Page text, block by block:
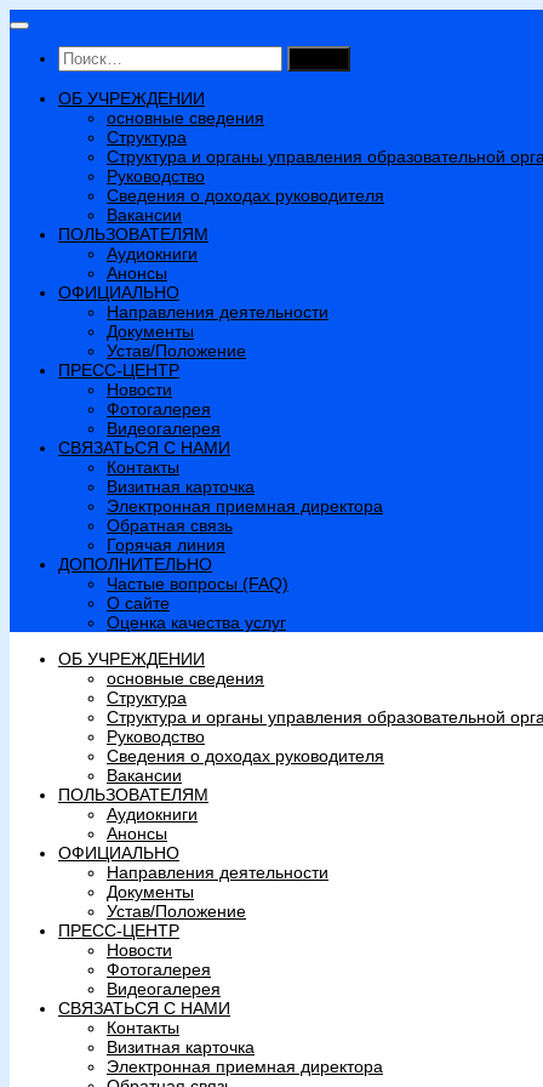
Перейти
содержимому
Найти:
ОБ УЧРЕЖДЕНИИ
основные сведения
Структура
Структура и органы управления образовательной
Руководство
Сведения о доходах руководителя
Вакансии
ПОЛЬЗОВАТЕЛЯМ
Аудиокниги
Анонсы
ОФИЦИАЛЬНО
Направления деятельности
Документы
Устав/Положение
ПРЕСС-ЦЕНТР
Новости
Фотогалерея
Видеогалерея
СВЯЗАТЬСЯ С НАМИ
Контакты
Визитная карточка
Электронная приемная директора
Обратная связь
Горячая линия
ДОПОЛНИТЕЛЬНО
Частые вопросы (FAQ)
О сайте
Оценка качества услуг
ОБ УЧРЕЖДЕНИИ
основные сведения
Структура
Структура и органы управления образовательной
Руководство
Сведения о доходах руководителя
Вакансии
ПОЛЬЗОВАТЕЛЯМ
Аудиокниги
Анонсы
ОФИЦИАЛЬНО
Направления деятельности
Документы
Устав/Положение
ПРЕСС-ЦЕНТР
Новости
Фотогалерея
Видеогалерея
СВЯЗАТЬСЯ С НАМИ
Контакты
Визитная карточка
Электронная приемная директора